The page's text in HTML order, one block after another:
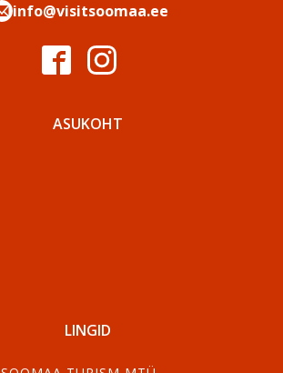
info@visitsoomaa.ee
ASUKOHT
LINGID